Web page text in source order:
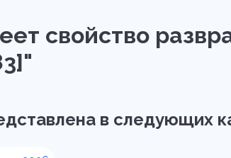
свойство
в следующих